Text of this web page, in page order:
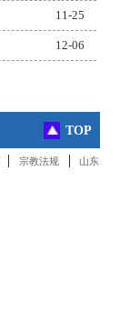
11-25
12-06
TOP
| 宗教法规 | 山东